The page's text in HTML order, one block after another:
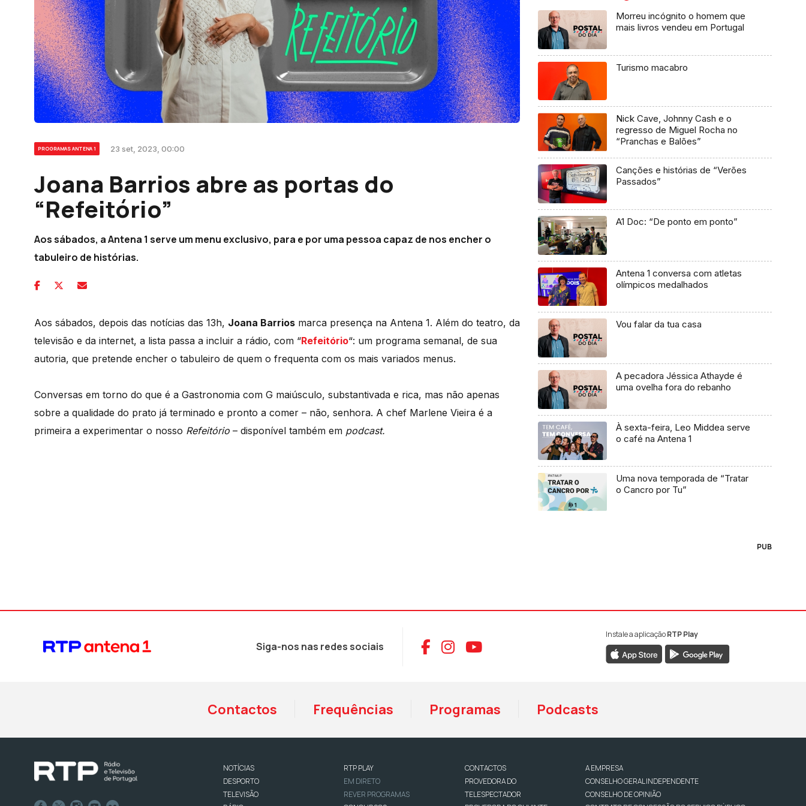
PROGRAMAS ANTENA 1 23 set, 2023, 00:00
Joana Barrios abre as portas do
“Refeitório”
Aos sábados, a Antena 1 serve um menu exclusivo, para e por uma pessoa capaz de nos encher o
tabuleiro de histórias.
Aos sábados, depois das notícias das 13h, Joana Barrios marca presença na Antena 1. Além do teatro, da
televisão e da internet, a lista passa a incluir a rádio, com “Refeitório“: um programa semanal, de sua
autoria, que pretende encher o tabuleiro de quem o frequenta com os mais variados menus.
Conversas em torno do que é a Gastronomia com G maiúsculo, substantivada e rica, mas não apenas
sobre a qualidade do prato já terminado e pronto a comer – não, senhora. A chef Marlene Vieira é a
primeira a experimentar o nosso Refeitório – disponível também em podcast.
Morreu incógnito o homem que
mais livros vendeu em Portugal
Turismo macabro
Nick Cave, Johnny Cash e o
regresso de Miguel Rocha no
“Pranchas e Balões”
Canções e histórias de “Verões
Passados”
A1 Doc: “De ponto em ponto”
Antena 1 conversa com atletas
olímpicos medalhados
Vou falar da tua casa
A pecadora Jéssica Athayde é
uma ovelha fora do rebanho
À sexta-feira, Leo Middea serve
o café na Antena 1
Uma nova temporada de “Tratar
o Cancro por Tu”
PUB
Siga-nos nas redes sociais Aceder ao Facebook da RTP Antena 1
Aceder ao Instagram da RTP Antena 1
Aceder ao YouTube da RTP Antena 1
Instale a aplicaçãoRTP Play
Contactos Frequências Programas Podcasts
NOTÍCIAS
DESPORTO
TELEVISÃO
RTP PLAY
EM DIRETO
REVER PROGRAMAS
CONTACTOS
PROVEDORA DO
TELESPECTADOR
A EMPRESA
CONSELHO GERAL INDEPENDENTE
CONSELHO DE OPINIÃO